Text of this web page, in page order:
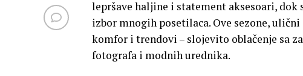
lepršave haljine i statement aksesoari,
izbor mnogih posetilaca. Ove sezone,
komfor i trendovi – slojevito oblačenje sa
fotografa i modnih urednika.